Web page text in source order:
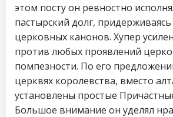
этом посту он ревностно
пастырский долг,
церковных канонов. Хупер
против любых проявлений
помпезности. По его
церквях королевства, вместо
установлены простые
Большое внимание он уделял